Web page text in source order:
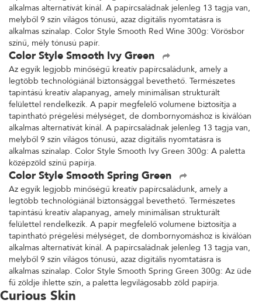
alkalmas alternatívát kínál. A papírcsaládnak jelenleg 13 tagja van,
melyből 9 szín világos tónusú, azaz digitális nyomtatásra is
alkalmas színalap. Color Style Smooth Red Wine 300g: Vörösbor
színű, mély tónusú papír.
Color Style Smooth Ivy Green
Az egyik legjobb minőségű kreatív papírcsaládunk, amely a
legtöbb technológiánál biztonsággal bevethető. Természetes
tapintású kreatív alapanyag, amely minimálisan strukturált
felülettel rendelkezik. A papír megfelelő volumene biztosítja a
tapintható prégelési mélységet, de dombornyomáshoz is kiválóan
alkalmas alternatívát kínál. A papírcsaládnak jelenleg 13 tagja van,
melyből 9 szín világos tónusú, azaz digitális nyomtatásra is
alkalmas színalap. Color Style Smooth Ivy Green 300g: A paletta
középzöld színű papírja.
Color Style Smooth Spring Green
Az egyik legjobb minőségű kreatív papírcsaládunk, amely a
legtöbb technológiánál biztonsággal bevethető. Természetes
tapintású kreatív alapanyag, amely minimálisan strukturált
felülettel rendelkezik. A papír megfelelő volumene biztosítja a
tapintható prégelési mélységet, de dombornyomáshoz is kiválóan
alkalmas alternatívát kínál. A papírcsaládnak jelenleg 13 tagja van,
melyből 9 szín világos tónusú, azaz digitális nyomtatásra is
alkalmas színalap. Color Style Smooth Spring Green 300g: Az üde
fű zöldje ihlette szín, a paletta legvilágosabb zöld papírja.
Curious Skin